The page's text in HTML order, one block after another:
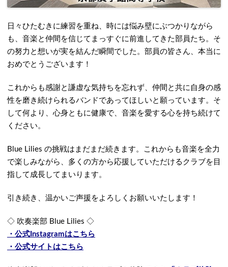
日々ひたむきに練習を重ね、時には悩み壁にぶつかりながら
も、音楽と仲間を信じてまっすぐに前進してきた部員たち。そ
の努力と想いが実を結んだ瞬間でした。部員の皆さん、本当に
おめでとうございます！
これからも感謝と謙虚な気持ちを忘れず、仲間と共に自身の感
性を磨き続けられるバンドであってほしいと願っています。そ
して何より、心身ともに健康で、音楽を愛する心を持ち続けて
ください。
Blue Lilies の挑戦はまだまだ続きます。これからも音楽を全力
で楽しみながら、多くの方から応援していただけるクラブを目
指して成長してまいります。
引き続き、温かいご声援をよろしくお願いいたします！
◇ 吹奏楽部 Blue Lilies ◇
・公式Instagramはこちら
・公式サイトはこちら